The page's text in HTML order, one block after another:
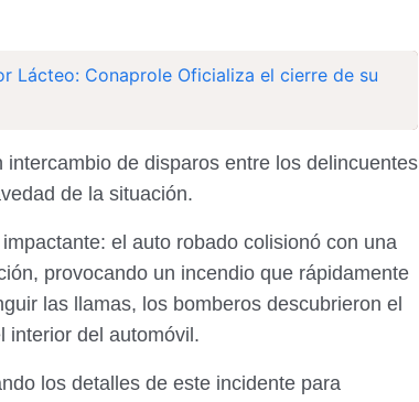
Lácteo: Conaprole Oficializa el cierre de su
de disparos entre los delincuentes
de la situación.
el auto robado colisionó con una
provocando un incendio que rápidamente
las llamas, los bomberos descubrieron el
interior del automóvil.
los detalles de este incidente para